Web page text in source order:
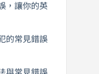
，讓你的英
的常見錯誤
與常見錯誤